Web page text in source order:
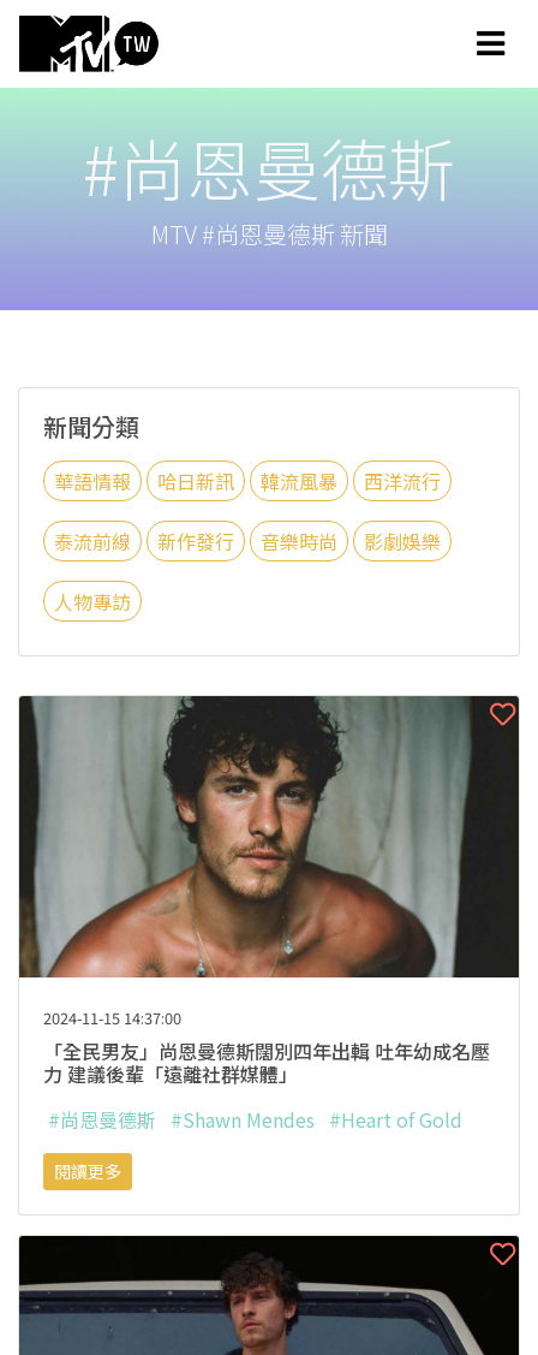
#尚恩曼德斯
MTV #尚恩曼德斯 新聞
新聞分類
華語情報 哈日新訊 韓流風暴 西洋流行
泰流前線 新作發行 音樂時尚 影劇娛樂
人物專訪
2024-11-15 14:37:00
「全民男友」尚恩曼德斯闊別四年出輯 吐年幼成名壓
力 建議後輩「遠離社群媒體」
#尚恩曼德斯 #Shawn Mendes #Heart of Gold
閱讀更多